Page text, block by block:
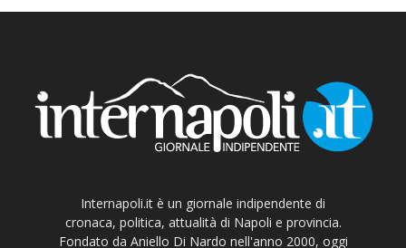
Internapoli.it è un giornale indipendente di
cronaca, politica, attualità di Napoli e provincia.
Fondato da Aniello Di Nardo nell'anno 2000, oggi